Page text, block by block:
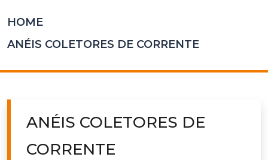
HOME
ANÉIS COLETORES DE CORRENTE
ANÉIS COLETORES DE
CORRENTE